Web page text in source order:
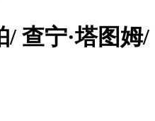
查宁·塔图姆/